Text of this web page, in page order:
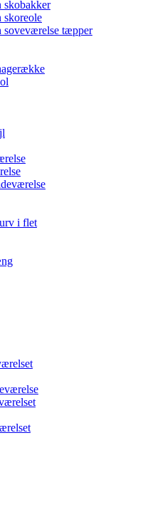
skobakker
skoreole
soveværelse tæpper
i flet